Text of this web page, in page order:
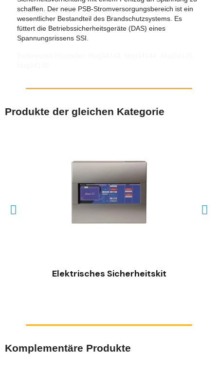
schaffen. Der neue PSB-Stromversorgungsbereich ist ein
wesentlicher Bestandteil des Brandschutzsystems. Es
füttert die Betriebssicherheitsgeräte (DAS) eines
Spannungsrissens SSI.
Produkte der gleichen Kategorie
Elektrisches Sicherheitskit
Komplementäre Produkte